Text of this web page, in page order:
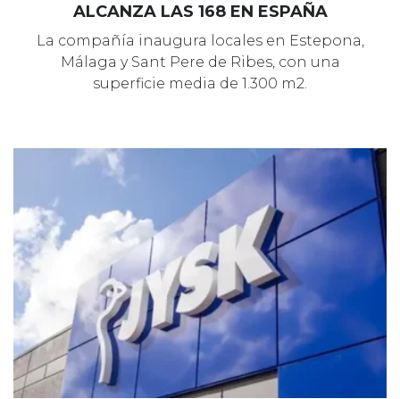
ALCANZA LAS 168 EN ESPAÑA
La compañía inaugura locales en Estepona,
Málaga y Sant Pere de Ribes, con una
superficie media de 1.300 m2.